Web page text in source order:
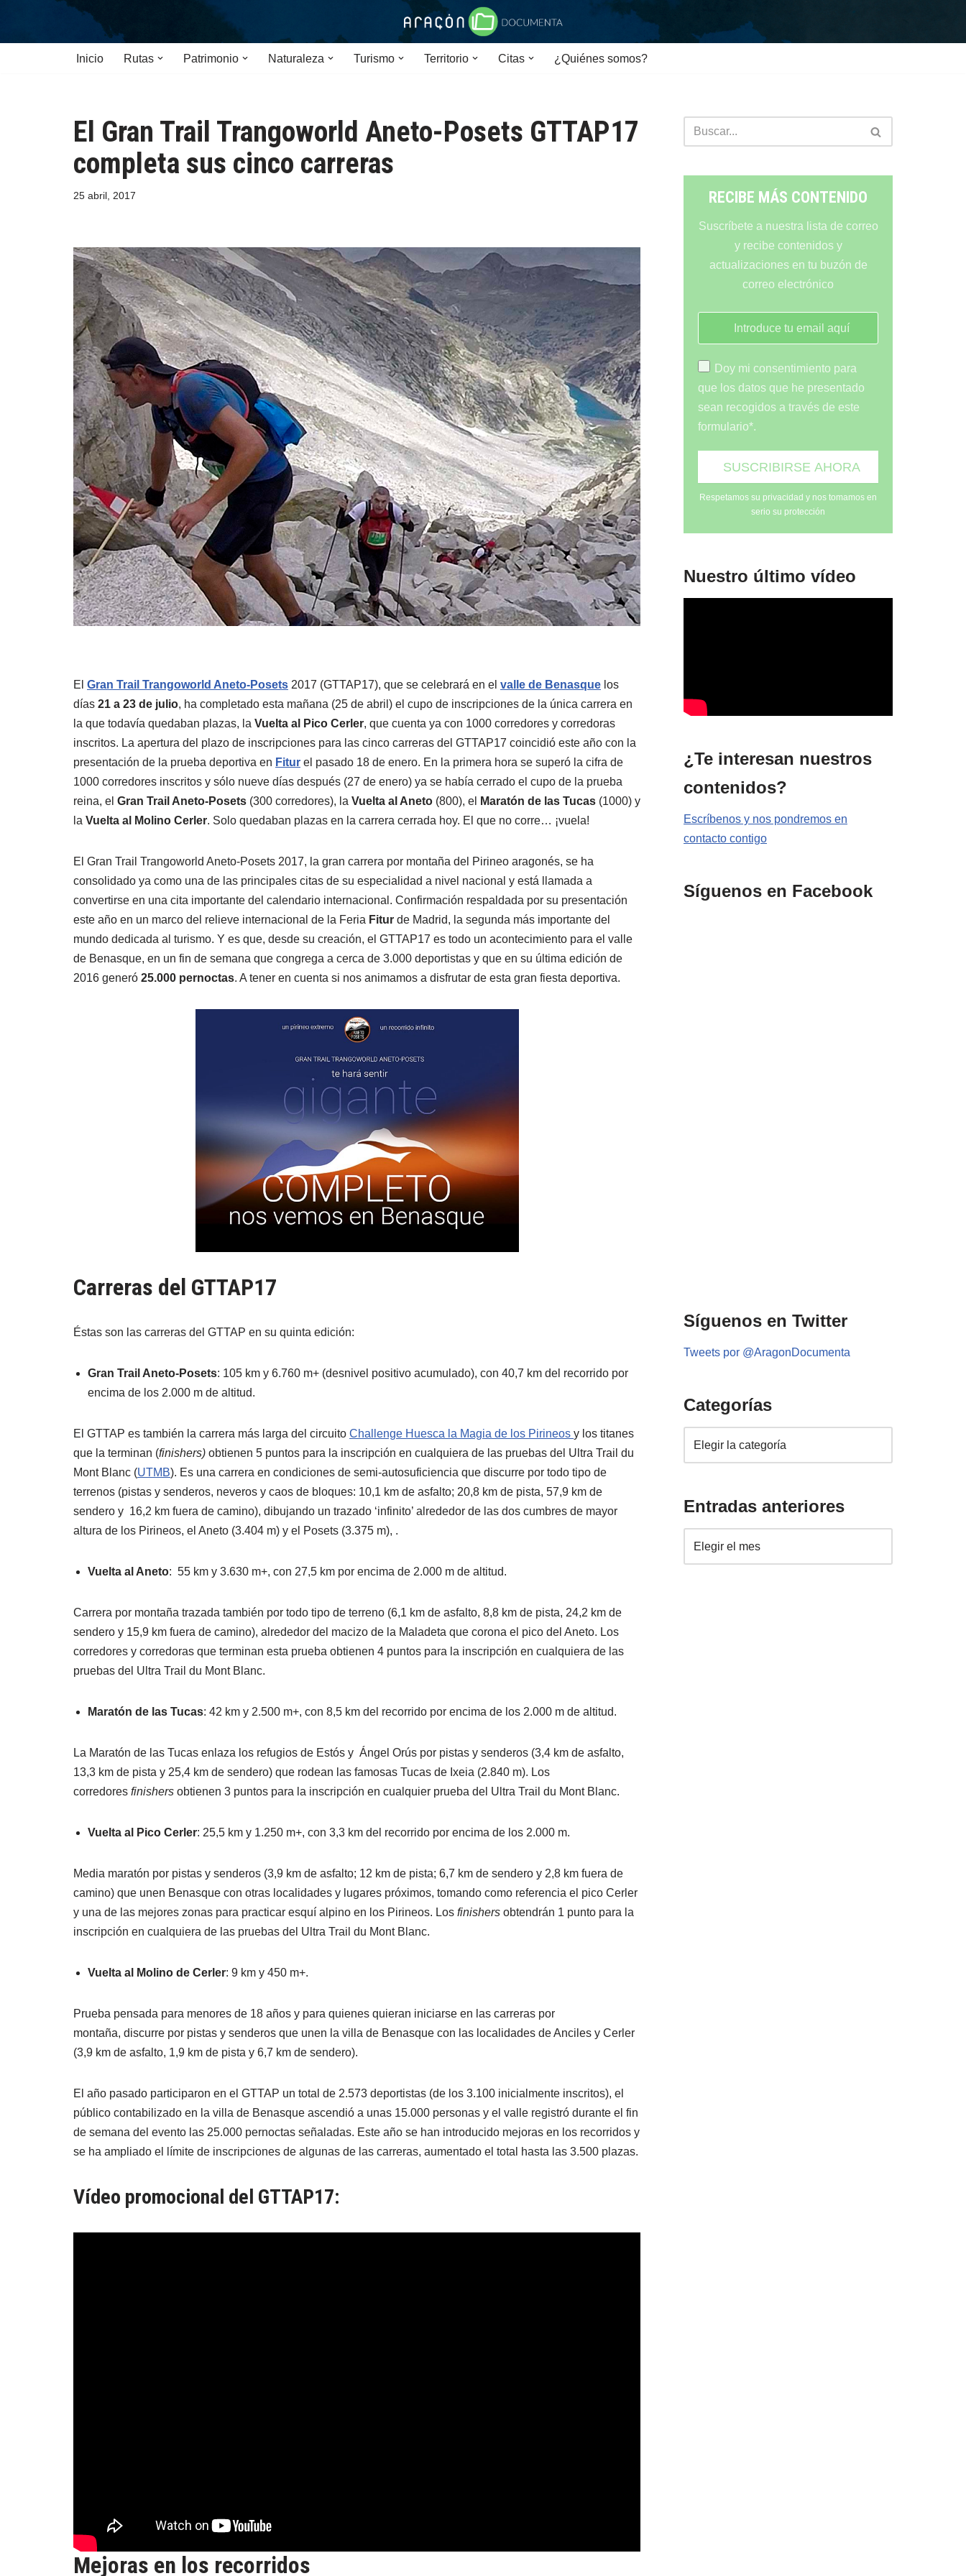
Inicio Rutas Patrimonio Naturaleza Turismo Territorio Citas ¿Quiénes somos?
El Gran Trail Trangoworld Aneto-Posets GTTAP17
completa sus cinco carreras
25 abril, 2017
El Gran Trail Trangoworld Aneto-Posets 2017 (GTTAP17), que se celebrará en el valle de Benasque los
días 21 a 23 de julio, ha completado esta mañana (25 de abril) el cupo de inscripciones de la única carrera en
la que todavía quedaban plazas, la Vuelta al Pico Cerler, que cuenta ya con 1000 corredores y corredoras
inscritos. La apertura del plazo de inscripciones para las cinco carreras del GTTAP17 coincidió este año con la
presentación de la prueba deportiva en Fitur el pasado 18 de enero. En la primera hora se superó la cifra de
1000 corredores inscritos y sólo nueve días después (27 de enero) ya se había cerrado el cupo de la prueba
reina, el Gran Trail Aneto-Posets (300 corredores), la Vuelta al Aneto (800), el Maratón de las Tucas (1000) y
la Vuelta al Molino Cerler. Solo quedaban plazas en la carrera cerrada hoy. El que no corre… ¡vuela!
El Gran Trail Trangoworld Aneto-Posets 2017, la gran carrera por montaña del Pirineo aragonés, se ha
consolidado ya como una de las principales citas de su especialidad a nivel nacional y está llamada a
convertirse en una cita importante del calendario internacional. Confirmación respaldada por su presentación
este año en un marco del relieve internacional de la Feria Fitur de Madrid, la segunda más importante del
mundo dedicada al turismo. Y es que, desde su creación, el GTTAP17 es todo un acontecimiento para el valle
de Benasque, en un fin de semana que congrega a cerca de 3.000 deportistas y que en su última edición de
2016 generó 25.000 pernoctas. A tener en cuenta si nos animamos a disfrutar de esta gran fiesta deportiva.
Carreras del GTTAP17
Éstas son las carreras del GTTAP en su quinta edición:
Gran Trail Aneto-Posets: 105 km y 6.760 m+ (desnivel positivo acumulado), con 40,7 km del recorrido por
encima de los 2.000 m de altitud.
El GTTAP es también la carrera más larga del circuito Challenge Huesca la Magia de los Pirineos y los titanes
que la terminan (finishers) obtienen 5 puntos para la inscripción en cualquiera de las pruebas del Ultra Trail du
Mont Blanc (UTMB). Es una carrera en condiciones de semi-autosuficiencia que discurre por todo tipo de
terrenos (pistas y senderos, neveros y caos de bloques: 10,1 km de asfalto; 20,8 km de pista, 57,9 km de
sendero y 16,2 km fuera de camino), dibujando un trazado ‘infinito’ alrededor de las dos cumbres de mayor
altura de los Pirineos, el Aneto (3.404 m) y el Posets (3.375 m), .
Vuelta al Aneto: 55 km y 3.630 m+, con 27,5 km por encima de 2.000 m de altitud.
Carrera por montaña trazada también por todo tipo de terreno (6,1 km de asfalto, 8,8 km de pista, 24,2 km de
sendero y 15,9 km fuera de camino), alrededor del macizo de la Maladeta que corona el pico del Aneto. Los
corredores y corredoras que terminan esta prueba obtienen 4 puntos para la inscripción en cualquiera de las
pruebas del Ultra Trail du Mont Blanc.
Maratón de las Tucas: 42 km y 2.500 m+, con 8,5 km del recorrido por encima de los 2.000 m de altitud.
La Maratón de las Tucas enlaza los refugios de Estós y Ángel Orús por pistas y senderos (3,4 km de asfalto,
13,3 km de pista y 25,4 km de sendero) que rodean las famosas Tucas de Ixeia (2.840 m). Los
corredores finishers obtienen 3 puntos para la inscripción en cualquier prueba del Ultra Trail du Mont Blanc.
Vuelta al Pico Cerler: 25,5 km y 1.250 m+, con 3,3 km del recorrido por encima de los 2.000 m.
Media maratón por pistas y senderos (3,9 km de asfalto; 12 km de pista; 6,7 km de sendero y 2,8 km fuera de
camino) que unen Benasque con otras localidades y lugares próximos, tomando como referencia el pico Cerler
y una de las mejores zonas para practicar esquí alpino en los Pirineos. Los finishers obtendrán 1 punto para la
inscripción en cualquiera de las pruebas del Ultra Trail du Mont Blanc.
Vuelta al Molino de Cerler: 9 km y 450 m+.
Prueba pensada para menores de 18 años y para quienes quieran iniciarse en las carreras por
montaña, discurre por pistas y senderos que unen la villa de Benasque con las localidades de Anciles y Cerler
(3,9 km de asfalto, 1,9 km de pista y 6,7 km de sendero).
El año pasado participaron en el GTTAP un total de 2.573 deportistas (de los 3.100 inicialmente inscritos), el
público contabilizado en la villa de Benasque ascendió a unas 15.000 personas y el valle registró durante el fin
de semana del evento las 25.000 pernoctas señaladas. Este año se han introducido mejoras en los recorridos y
se ha ampliado el límite de inscripciones de algunas de las carreras, aumentado el total hasta las 3.500 plazas.
Vídeo promocional del GTTAP17:
Mejoras en los recorridos
RECIBE MÁS CONTENIDO
Suscríbete a nuestra lista de correo
y recibe contenidos y
actualizaciones en tu buzón de
correo electrónico
Doy mi consentimiento para
que los datos que he presentado
sean recogidos a través de este
formulario*.
Respetamos su privacidad y nos tomamos en
serio su protección
Nuestro último vídeo
¿Te interesan nuestros
contenidos?
Escríbenos y nos pondremos en
contacto contigo
Síguenos en Facebook
Síguenos en Twitter
Tweets por @AragonDocumenta
Categorías
Entradas anteriores